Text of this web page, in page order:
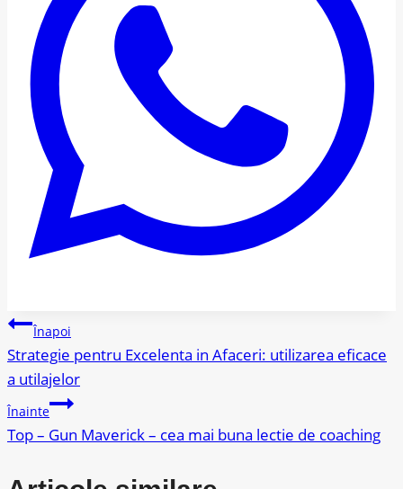
Navigare
în
articole
Înapoi
Strategie pentru Excelenta in Afaceri: utilizarea eficace
a utilajelor
Înainte
Top – Gun Maverick – cea mai buna lectie de coaching